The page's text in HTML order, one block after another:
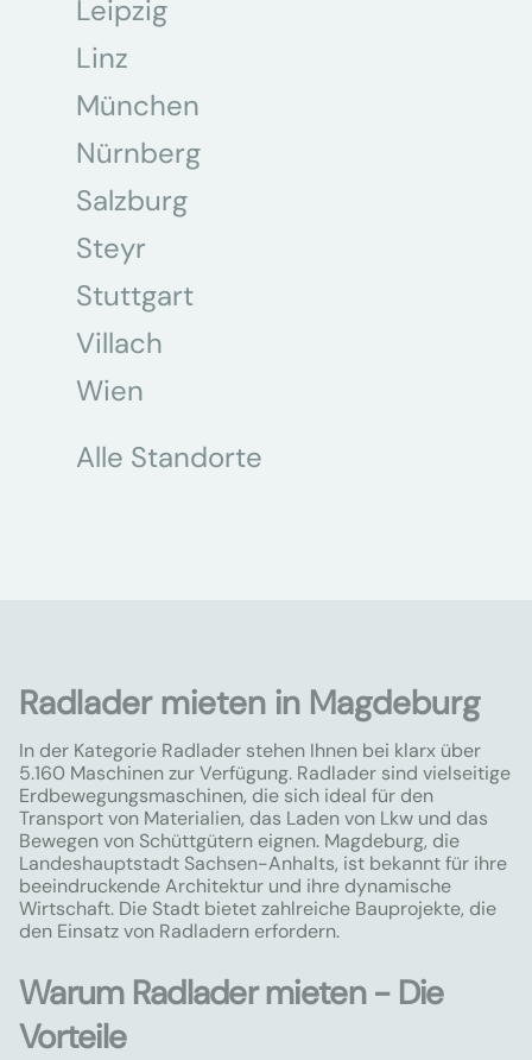
Leipzig
Linz
München
Nürnberg
Salzburg
Steyr
Stuttgart
Villach
Wien
Alle Standorte
Radlader mieten in Magdeburg
In der Kategorie Radlader stehen Ihnen bei klarx über
5.160 Maschinen zur Verfügung. Radlader sind vielseitige
Erdbewegungsmaschinen, die sich ideal für den
Transport von Materialien, das Laden von Lkw und das
Bewegen von Schüttgütern eignen. Magdeburg, die
Landeshauptstadt Sachsen-Anhalts, ist bekannt für ihre
beeindruckende Architektur und ihre dynamische
Wirtschaft. Die Stadt bietet zahlreiche Bauprojekte, die
den Einsatz von Radladern erfordern.
Warum Radlader mieten - Die
Vorteile